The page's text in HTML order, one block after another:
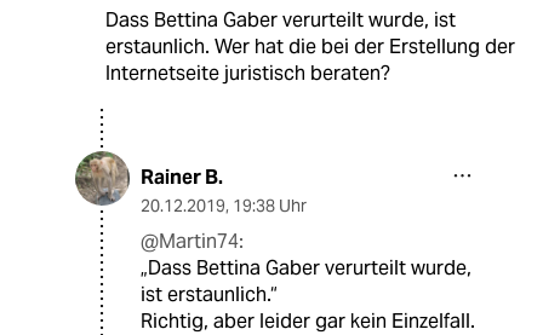
Dass Bettina Gaber verurteilt wurde, ist
erstaunlich. Wer hat die bei der Erstellung der
Internetseite juristisch beraten?
Rainer B.
20.12.2019, 19:38 Uhr
@Martin74:
„Dass Bettina Gaber verurteilt wurde,
ist erstaunlich.“
Richtig, aber leider gar kein Einzelfall.